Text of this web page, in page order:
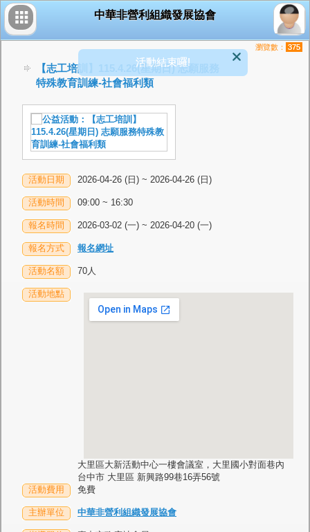
中華非營利組織發展協會
活動結束囉!
【志工培訓】115.4.26(星期日) 志願服務
特殊教育訓練-社會福利類
瀏覽數： 375
活動日期 2026-04-26 (日) ~ 2026-04-26 (日)
活動時間 09:00 ~ 16:30
報名時間 2026-03-02 (一) ~ 2026-04-20 (一)
報名方式 報名網址
活動名額 70人
活動地點
大里區大新活動中心一樓會議室，大里國小對面巷內
台中市 大里區 新興路99巷16弄56號
活動費用
免費
主辦單位 中華非營利組織發展協會